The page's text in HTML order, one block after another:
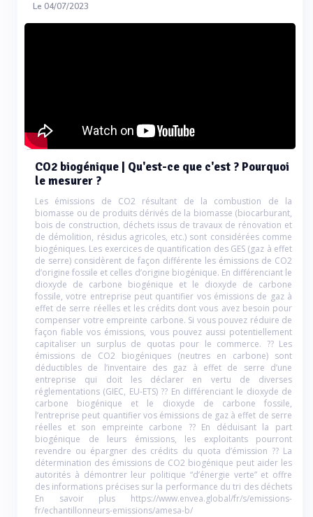
Le 04/07/2023
CO2 biogénique | Qu'est-ce que c'est ? Pourquoi
le mesurer ?
Les émissions de CO2 résultant de la combustion de la
biomasse ou de produits dérivés de la biomasse (biocarburant,
bois de construction, déchets issus de travaux de rénovation et
de démolition, résidus agricoles, etc.) sont considérées comme
biogéniques. Les exercices de quantification des GES (gaz à effet
de serre) considèrent de façon différente les émissions de CO2
d’origine fossile et celles d’origine biogénique. En différenciant le
dioxyde de carbone biogénique et le dioxyde de carbone
fossile, votre entreprise peut quantifier vos émissions de gaz à
effet de serre réelles et les crédits dont vous avez besoin pour
compenser votre empreinte carbone. Si vous pouvez réduire de
façon fiable vos émissions, vous pouvez aussi potentiellement
capitaliser un surplus de quotas pour le commerce. ?? Les
émissions de CO2 biogéniques (neutres en carbone) sont
déductibles de l’inventaire des gaz à effet de serre d’une
entreprise qui doit les déclarer en vertu de diverses
réglementations (GIEC, EU-ETS) ?? En différenciant le dioxyde de
carbone biogénique et le dioxyde de carbone fossile,
l’entreprise peut quantifier vos émissions de gaz à effet de serre
réelles et son empreinte carbone ?? En déduisant la part
biogénique de leurs émissions, les exploitants pourront
revendre ou épargner des crédits du quota d’émission ?? La
détermination des émissions de CO2 biogénique peut aider les
autorités à démontrer leur politique “d’énergie verte” et offre
des informations précises sur la performance du tri des déchets
En savoir plus https://www.envea.global/fr/s/emissions-
fr/echantillonneurs-emissions/amesa-b/